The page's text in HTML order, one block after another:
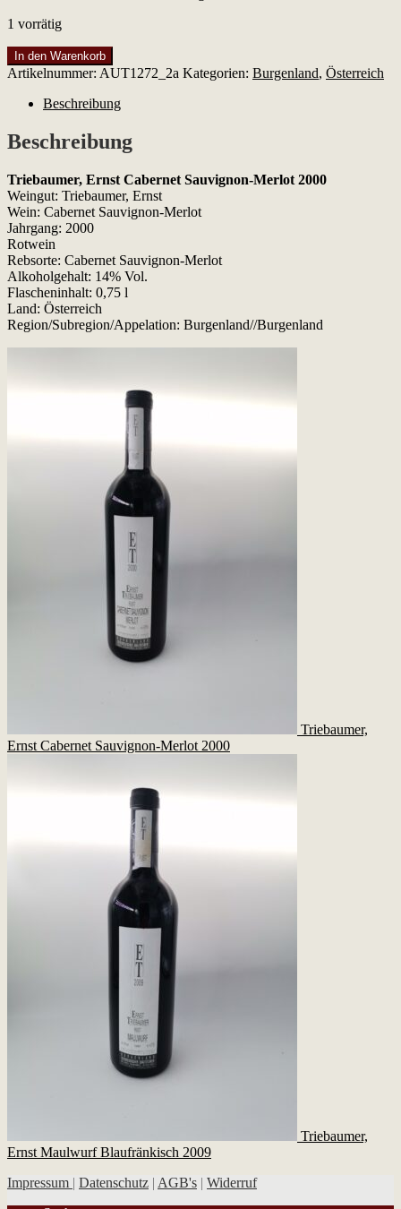
1 vorrätig
Triebaumer,
Ernst
Sauvignon-
2000
Menge
In den Warenkorb
Artikelnummer: AUT1272_2a Kategorien: Burgenland, Österreich
Beschreibung
Beschreibung
Triebaumer, Ernst Cabernet Sauvignon-Merlot 2000
Weingut: Triebaumer, Ernst
Wein: Cabernet Sauvignon-Merlot
Jahrgang: 2000
Rotwein
Rebsorte: Cabernet Sauvignon-Merlot
Alkoholgehalt: 14% Vol.
Flascheninhalt: 0,75 l
Land: Österreich
Region/Subregion/Appelation: Burgenland//Burgenland
Triebaumer,
Ernst Cabernet Sauvignon-Merlot 2000
Triebaumer,
Ernst Maulwurf Blaufränkisch 2009
Impressum | Datenschutz | AGB's | Widerruf